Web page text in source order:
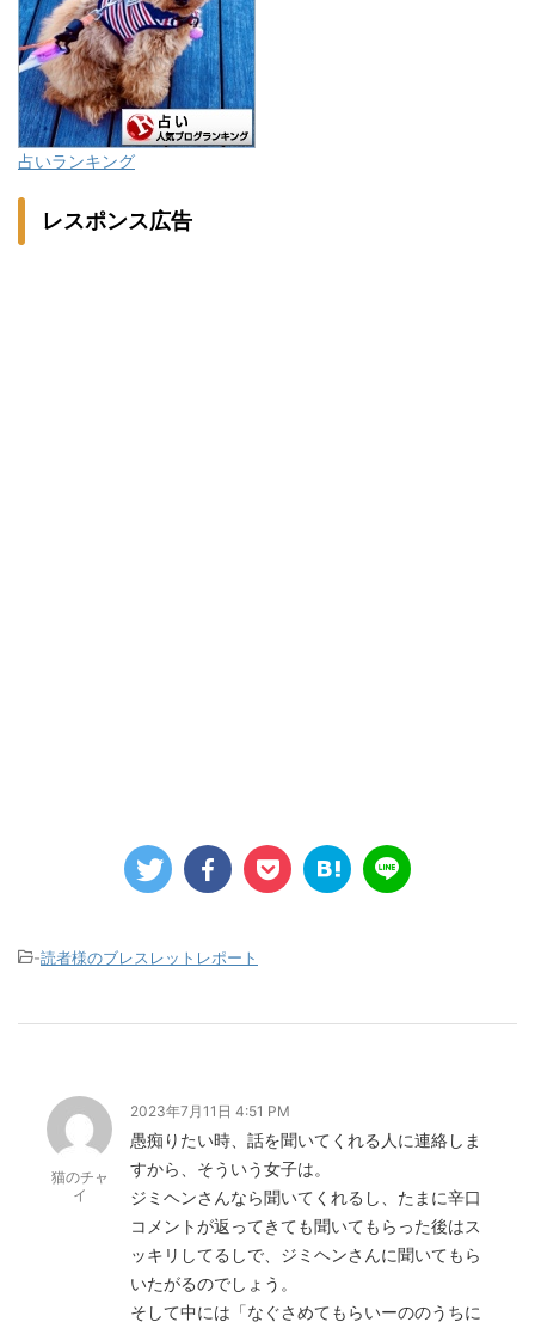
占いランキング
レスポンス広告
-読者様のブレスレットレポート
猫のチャ
イ
2023年7月11日 4:51 PM
愚痴りたい時、話を聞いてくれる人に連絡しま
すから、そういう女子は。
ジミヘンさんなら聞いてくれるし、たまに辛口
コメントが返ってきても聞いてもらった後はス
ッキリしてるしで、ジミヘンさんに聞いてもら
いたがるのでしょう。
そして中には「なぐさめてもらいーののうちに